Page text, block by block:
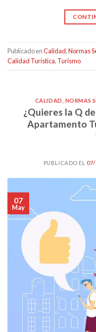
Publicado enCalidad,Normas
Calidad Turística, Turismo
CALIDAD NORMAS
¿Quieres la Q
Apartamento
PUBLICADO EL
07
May